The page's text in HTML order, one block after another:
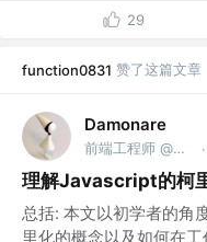
29
function0831 赞了这篇文章
Damonare
前端工程师 @字节跳动 ·
理解Javascript的柯
总括: 本文以初学者的角
里化的概念以及如何在